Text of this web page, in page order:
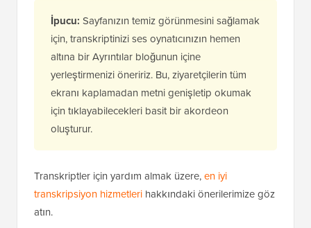
İpucu: Sayfanızın temiz görünmesini sağlamak
için, transkriptinizi ses oynatıcınızın hemen
altına bir Ayrıntılar bloğunun içine
yerleştirmenizi öneririz. Bu, ziyaretçilerin tüm
ekranı kaplamadan metni genişletip okumak
için tıklayabilecekleri basit bir akordeon
oluşturur.
Transkriptler için yardım almak üzere,en iyi
transkripsiyon hizmetleri hakkındaki önerilerimize göz
atın.